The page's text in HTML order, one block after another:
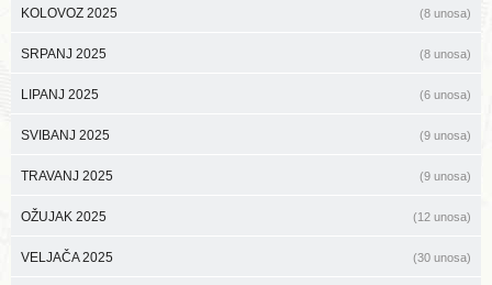
KOLOVOZ 2025 (8 unosa)
SRPANJ 2025 (8 unosa)
LIPANJ 2025 (6 unosa)
SVIBANJ 2025 (9 unosa)
TRAVANJ 2025 (9 unosa)
OŽUJAK 2025 (12 unosa)
VELJAČA 2025 (30 unosa)